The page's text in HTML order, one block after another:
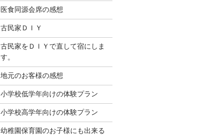
医食同源会席の感想
古民家ＤＩＹ
古民家をＤＩＹで直して宿にしま
す。
地元のお客様の感想
小学校低学年向けの体験プラン
小学校高学年向けの体験プラン
幼稚園保育園のお子様にも出来る